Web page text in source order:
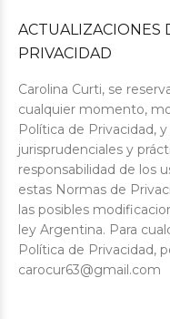
ACTUALIZACIONES
PRIVACIDAD
Carolina Curti, se
cualquier momento,
Política de Privacidad,
jurisprudenciales y
responsabilidad de los
estas Normas de
las posibles
ley Argentina. Para
Política de Privacidad,
carocur63@gmail.com